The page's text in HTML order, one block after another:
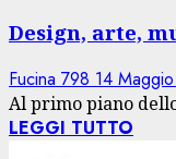
Design, arte,
Fucina 798 14
Al primo piano
LEGGI TUTTO